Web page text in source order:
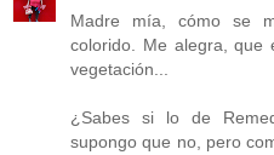
Madre mía, cómo se
colorido. Me alegra, que
vegetación...
¿Sabes si lo de
supongo que no, pero